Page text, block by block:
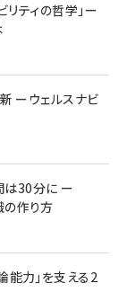
ティの哲学」ー
ーウェルスナビ
は30分に ー
作り方
能力」を支える2